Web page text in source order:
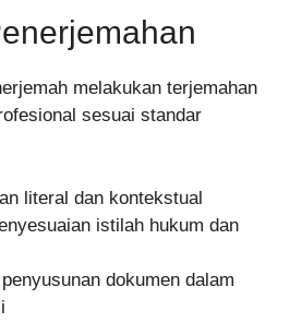
melakukan terjemahan
sesuai standar
literal dan kontekstual
istilah hukum dan
dokumen dalam